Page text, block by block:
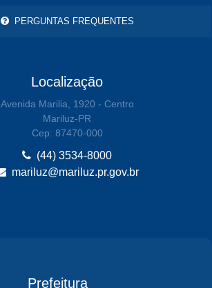
PERGUNTAS FREQUENTES
Localização
Avenida Marilia, 1920 - Centro
Mariluz-PR
Cep: 87470-000
(44) 3534-8000
mariluz@mariluz.pr.gov.br
Prefeitura